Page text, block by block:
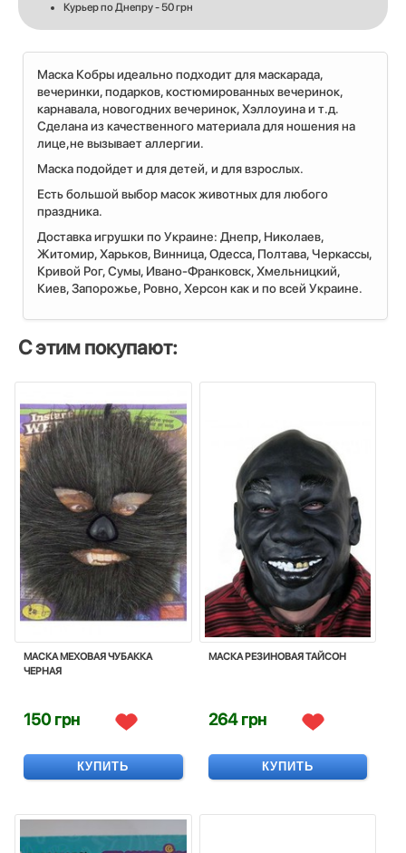
Курьер по Днепру - 50 грн
Маска Кобры идеально подходит для маскарада,
вечеринки, подарков, костюмированных вечеринок,
карнавала, новогодних вечеринок, Хэллоуина и т.д.
Сделана из качественного материала для ношения на
лице,не вызывает аллергии.
Маска подойдет и для детей, и для взрослых.
Есть большой выбор масок животных для любого
праздника.
Доставка игрушки по Украине: Днепр, Николаев,
Житомир, Харьков, Винница, Одесса, Полтава, Черкассы,
Кривой Рог, Сумы, Ивано-Франковск, Хмельницкий,
Киев, Запорожье, Ровно, Херсон как и по всей Украине.
С этим покупают:
МАСКА МЕХОВАЯ ЧУБАККА
ЧЕРНАЯ
150 грн
КУПИТЬ
МАСКА РЕЗИНОВАЯ ТАЙСОН
264 грн
КУПИТЬ